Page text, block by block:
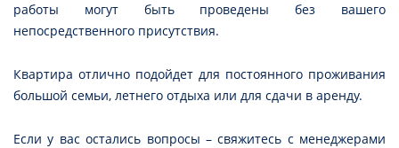
работы могут быть проведены без вашего
непосредственного присутствия.
Квартира отлично подойдет для постоянного проживания
большой семьи, летнего отдыха или для сдачи в аренду.
Если у вас остались вопросы – свяжитесь с менеджерами